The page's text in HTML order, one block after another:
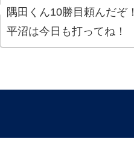
隅田くん10勝目頼んだぞ！
平沼は今日も打ってね！